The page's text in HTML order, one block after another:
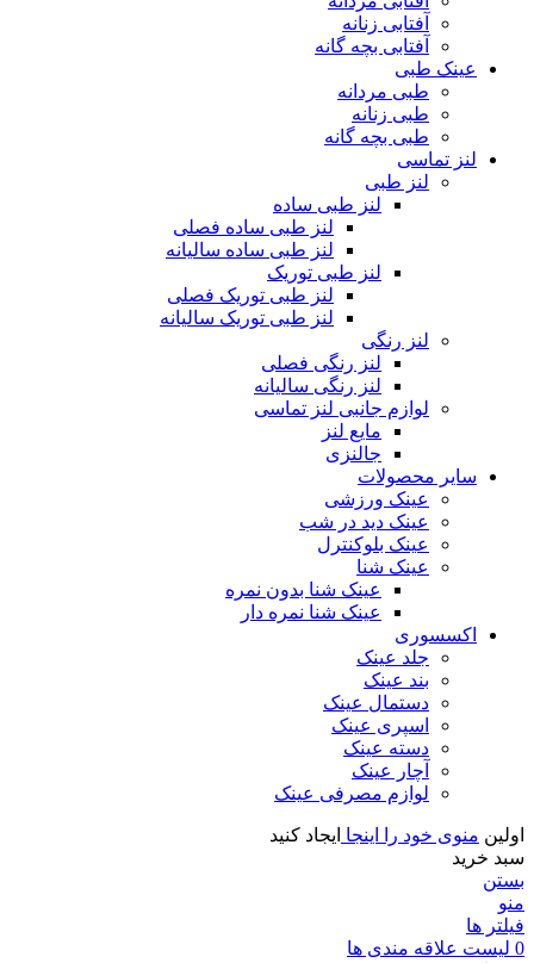
آفتابی زنانه
آفتابی بچه گانه
عینک طبی
طبی مردانه
طبی زنانه
طبی بچه گانه
لنز تماسی
لنز طبی
لنز طبی ساده
لنز طبی ساده فصلی
لنز طبی ساده سالیانه
لنز طبی توریک
لنز طبی توریک فصلی
لنز طبی توریک سالیانه
لنز رنگی
لنز رنگی فصلی
لنز رنگی سالیانه
لوازم جانبی لنز تماسی
مایع لنز
جالنزی
سایر محصولات
عینک ورزشی
عینک دید در شب
عینک بلوکنترل
عینک شنا
عینک شنا بدون نمره
عینک شنا نمره دار
اکسسوری
جلد عینک
بند عینک
دستمال عینک
اسپری عینک
دسته عینک
آچار عینک
لوازم مصرفی عینک
اولین منوی خود را اینجا ایجاد کنید
سبد خرید
بستن
منو
فیلتر ها
0 لیست علاقه مندی ها